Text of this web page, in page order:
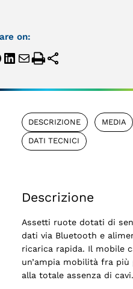
on:
DESCRIZIONE MEDIA
DATI TECNICI
Descrizione
Assetti ruote dotati di
dati via Bluetooth e
ricarica rapida. Il mobile
un’ampia mobilità fra
alla totale assenza di cavi.